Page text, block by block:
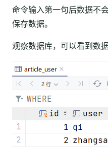
命令输入第一句后数据不
保存数据。
观察数据库，可以看到数据